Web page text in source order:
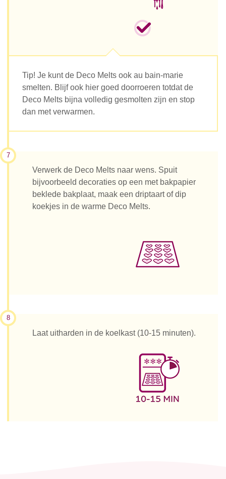
Tip! Je kunt de Deco Melts ook au bain-marie
smelten. Blijf ook hier goed doorroeren totdat de
Deco Melts bijna volledig gesmolten zijn en stop
dan met verwarmen.
7
Verwerk de Deco Melts naar wens. Spuit
bijvoorbeeld decoraties op een met bakpapier
beklede bakplaat, maak een driptaart of dip
koekjes in de warme Deco Melts.
8
Laat uitharden in de koelkast (10-15 minuten).